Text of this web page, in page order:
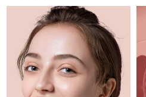
墨西哥
摩纳哥
荷兰